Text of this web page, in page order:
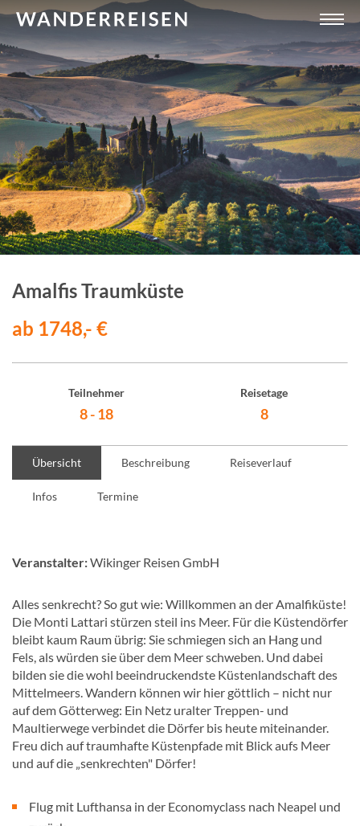
Amalfis Traumküste
ab 1748,- €
Teilnehmer
8 - 18
Reisetage
8
Übersicht Beschreibung Reiseverlauf
Infos Termine
Veranstalter:Wikinger Reisen GmbH
Alles senkrecht? So gut wie: Willkommen an der Amalfiküste!
Die Monti Lattari stürzen steil ins Meer. Für die Küstendörfer
bleibt kaum Raum übrig: Sie schmiegen sich an Hang und
Fels, als würden sie über dem Meer schweben. Und dabei
bilden sie die wohl beeindruckendste Küstenlandschaft des
Mittelmeers. Wandern können wir hier göttlich – nicht nur
auf dem Götterweg: Ein Netz uralter Treppen- und
Maultierwege verbindet die Dörfer bis heute miteinander.
Freu dich auf traumhafte Küstenpfade mit Blick aufs Meer
und auf die „senkrechten" Dörfer!
Flug mit Lufthansa in der Economyclass nach Neapel und